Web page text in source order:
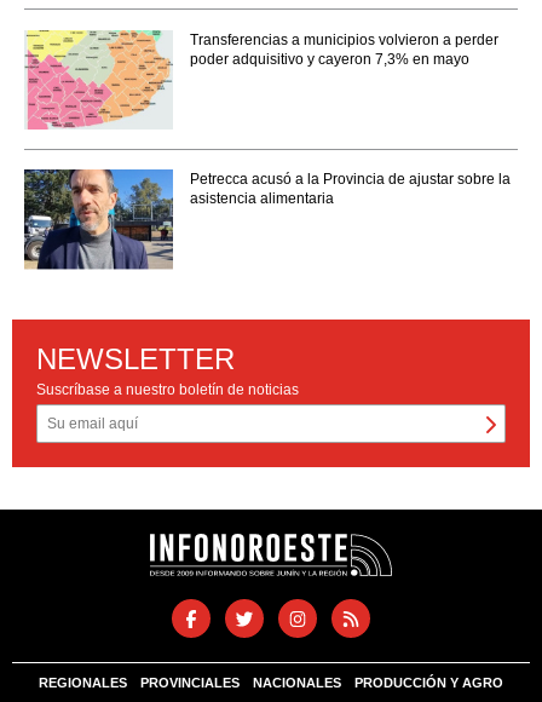
Transferencias a municipios volvieron a perder
poder adquisitivo y cayeron 7,3% en mayo
Petrecca acusó a la Provincia de ajustar sobre la
asistencia alimentaria
NEWSLETTER
Suscríbase a nuestro boletín de noticias
REGIONALES PROVINCIALES NACIONALES PRODUCCIÓN Y AGRO